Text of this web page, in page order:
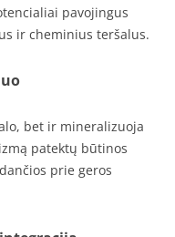
pavojingus
ir cheminius teršalus.
bet ir mineralizuoja
patektų būtinos
prie geros